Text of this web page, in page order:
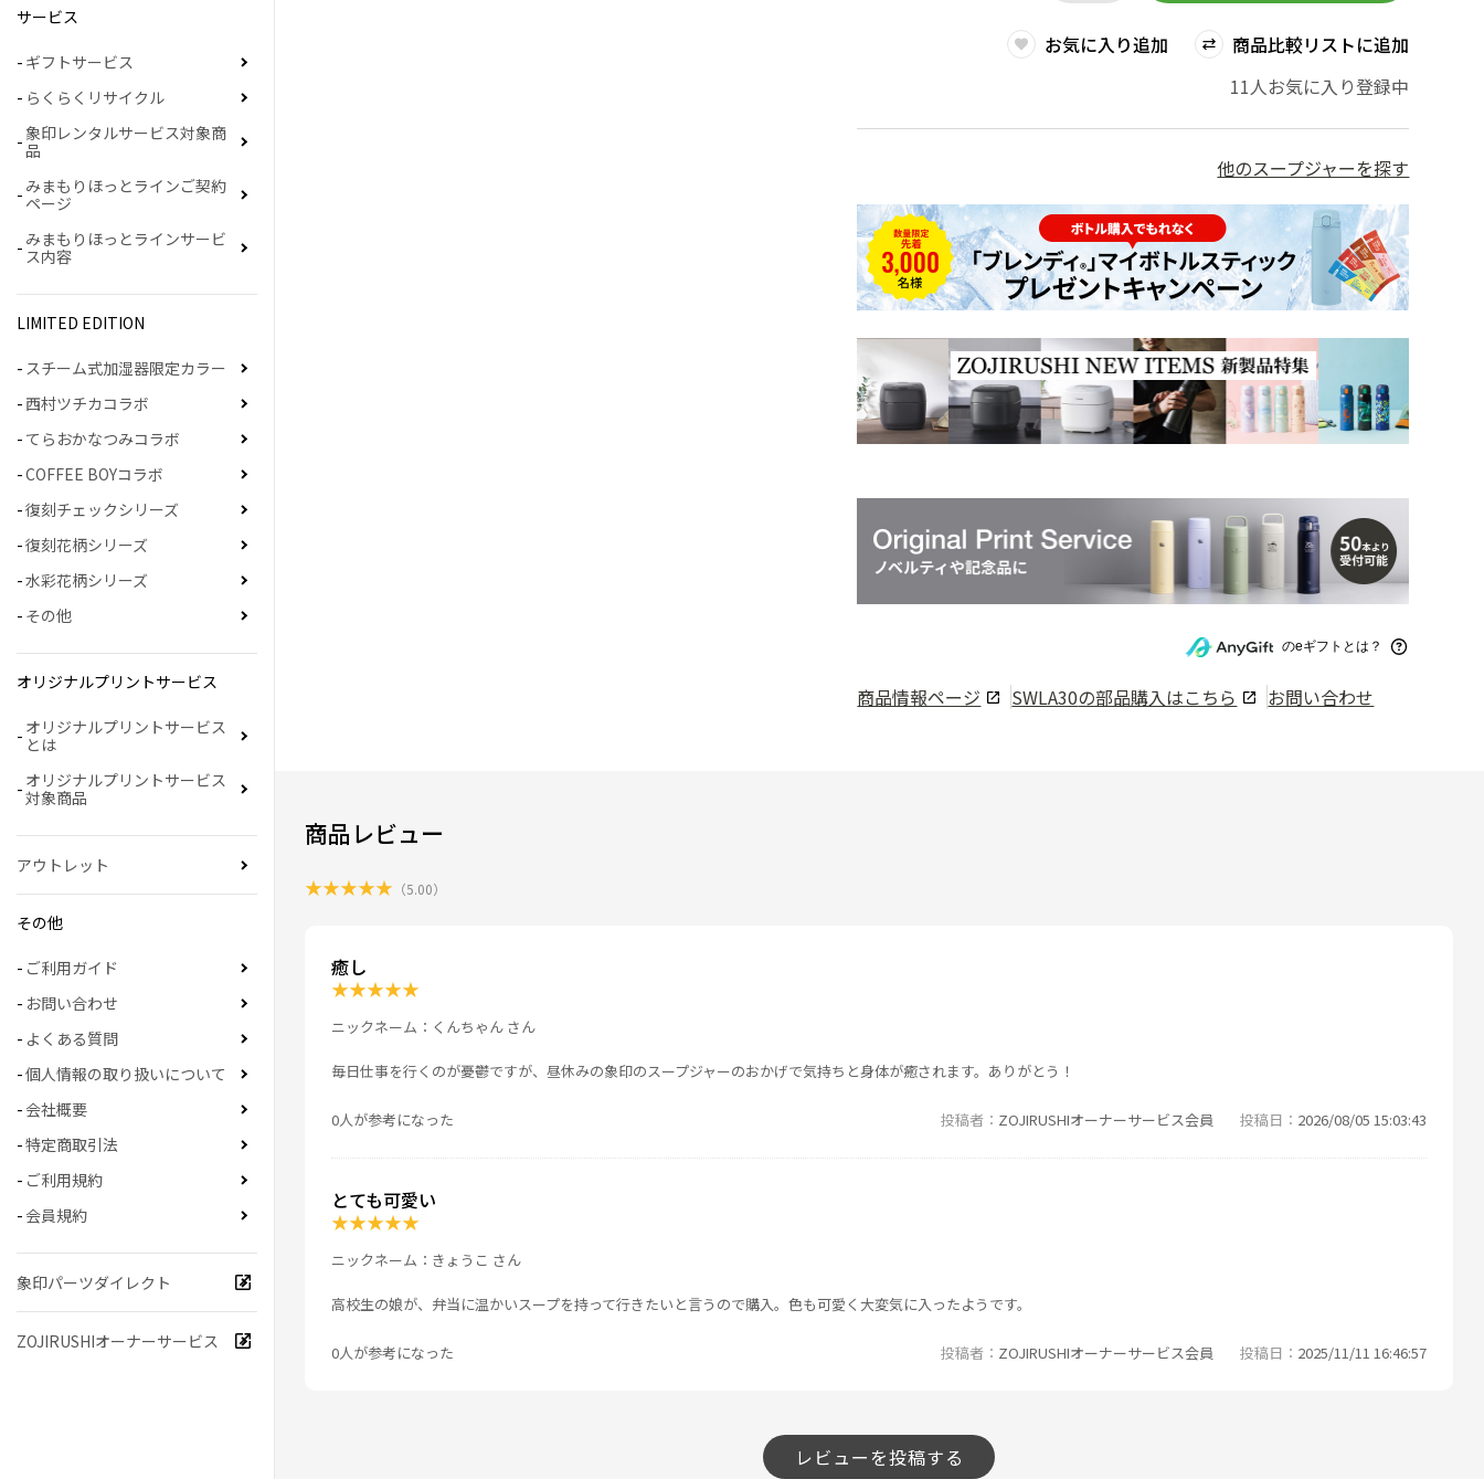
お気に入り追加
商品比較リストに追加
11人お気に入り登録中
他のスープジャーを探す
のeギフトとは？
商品情報ページ SWLA30の部品購入はこちら お問い合わせ
商品レビュー
★★★★★ （5.00）
癒し
★★★★★
ニックネーム：くんちゃん さん
毎日仕事を行くのが憂鬱ですが、昼休みの象印のスープジャーのおかげで気持ちと身体が癒されます。ありがとう！
0人が参考になった 投稿者 ZOJIRUSHIオーナーサービス会員 投稿日 2026/08/05 15:03:43
とても可愛い
★★★★★
ニックネーム：きょうこ さん
高校生の娘が、弁当に温かいスープを持って行きたいと言うので購入。色も可愛く大変気に入ったようです。
0人が参考になった 投稿者 ZOJIRUSHIオーナーサービス会員 投稿日 2025/11/11 16:46:57
レビューを投稿する
サービス
ギフトサービス
らくらくリサイクル
象印レンタルサービス対象商
品
みまもりほっとラインご契約
ページ
みまもりほっとラインサービ
ス内容
LIMITED EDITION
スチーム式加湿器限定カラー
西村ツチカコラボ
てらおかなつみコラボ
COFFEE BOYコラボ
復刻チェックシリーズ
復刻花柄シリーズ
水彩花柄シリーズ
その他
オリジナルプリントサービス
オリジナルプリントサービス
とは
オリジナルプリントサービス
対象商品
アウトレット
その他
ご利用ガイド
お問い合わせ
よくある質問
個人情報の取り扱いについて
会社概要
特定商取引法
ご利用規約
会員規約
象印パーツダイレクト
ZOJIRUSHIオーナーサービス